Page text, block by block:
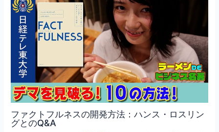
ファクトフルネスの開発方法：ハンス・ロスリン
グとのQ&A